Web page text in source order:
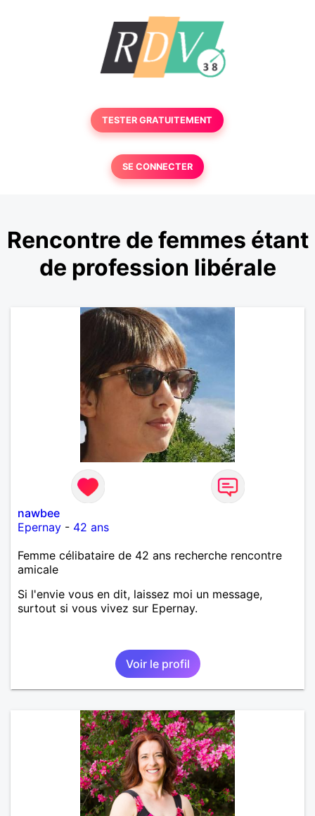
TESTER GRATUITEMENT
SE CONNECTER
Rencontre de femmes étant
de profession libérale
nawbee
Epernay - 42 ans
Femme célibataire de 42 ans recherche rencontre
amicale
Si l'envie vous en dit, laissez moi un message,
surtout si vous vivez sur Epernay.
Voir le profil